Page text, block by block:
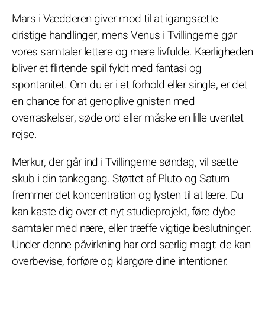
Mars i Vædderen giver mod til at igangsætte
dristige handlinger, mens Venus i Tvillingerne gør
vores samtaler lettere og mere livfulde. Kærligheden
bliver et flirtende spil fyldt med fantasi og
spontanitet. Om du er i et forhold eller single, er det
en chance for at genoplive gnisten med
overraskelser, søde ord eller måske en lille uventet
rejse.
Merkur, der går ind i Tvillingerne søndag, vil sætte
skub i din tankegang. Støttet af Pluto og Saturn
fremmer det koncentration og lysten til at lære. Du
kan kaste dig over et nyt studieprojekt, føre dybe
samtaler med nære, eller træffe vigtige beslutninger.
Under denne påvirkning har ord særlig magt: de kan
overbevise, forføre og klargøre dine intentioner.